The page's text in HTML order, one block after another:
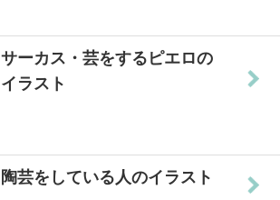
サーカス・芸をするピエロの
イラスト
陶芸をしている人のイラスト